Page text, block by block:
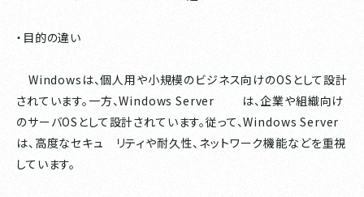
・目的の違い
Windowsは、個人用や小規模のビジネス向けのOSとして設計
されています。一方、Windows Server は、企業や組織向け
のサーバOSとして設計されています。従って、Windows Server
は、高度なセキュ リティや耐久性、ネットワーク機能などを重視
しています。